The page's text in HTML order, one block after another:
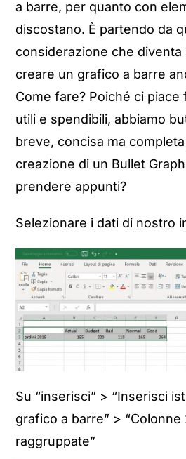
a barre, per quanto con
discostano. È partendo da
considerazione che diventa
creare un grafico a barre
Come fare? Poiché ci
utili e spendibili, abbiamo
breve, concisa ma
creazione di un Bullet
prendere appunti?
Selezionare i dati di nostro
Su “inserisci” > “Inserisci
grafico a barre” > “Colonne
raggruppate”